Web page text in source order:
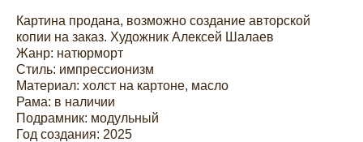
Картина продана, возможно создание авторской
копии на заказ. Художник Алексей Шалаев
Жанр: натюрморт
Стиль: импрессионизм
Материал: холст на картоне, масло
Рама: в наличии
Подрамник: модульный
Год создания: 2025